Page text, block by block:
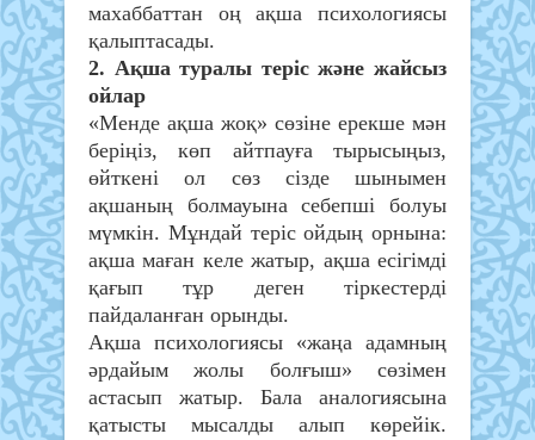
махаббаттан оң ақша психологиясы
қалыптасады.
2. Ақша туралы теріс және жайсыз
ойлар
«Менде ақша жоқ» сөзіне ерекше мән
беріңіз, көп айтпауға тырысыңыз,
өйткені ол сөз сізде шынымен
ақшаның болмауына себепші болуы
мүмкін. Мұндай теріс ойдың орнына:
ақша маған келе жатыр, ақша есігімді
қағып тұр деген тіркестерді
пайдаланған орынды.
Ақша психологиясы «жаңа адамның
әрдайым жолы болғыш» сөзімен
астасып жатыр. Бала аналогиясына
қатысты мысалды алып көрейік.